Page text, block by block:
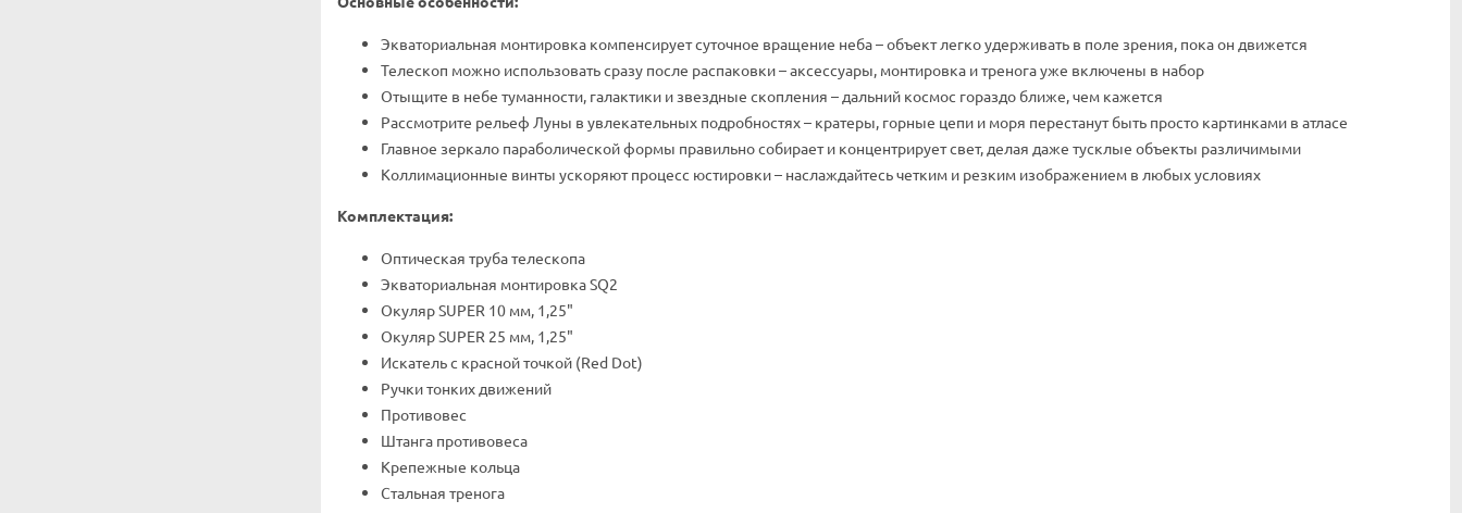
Экваториальная монтировка компенсирует суточное вращение неба – объект легко удерживать в поле зрения, пока он движется
Телескоп можно использовать сразу после распаковки – аксессуары, монтировка и тренога уже включены в набор
Отыщите в небе туманности, галактики и звездные скопления – дальний космос гораздо ближе, чем кажется
Рассмотрите рельеф Луны в увлекательных подробностях – кратеры, горные цепи и моря перестанут быть просто картинками в атласе
Главное зеркало параболической формы правильно собирает и концентрирует свет, делая даже тусклые объекты различимыми
Коллимационные винты ускоряют процесс юстировки – наслаждайтесь четким и резким изображением в любых условиях
Комплектация:
Оптическая труба телескопа
Экваториальная монтировка SQ2
Окуляр SUPER 10 мм, 1,25"
Окуляр SUPER 25 мм, 1,25"
Искатель с красной точкой (Red Dot)
Ручки тонких движений
Противовес
Штанга противовеса
Крепежные кольца
Стальная тренога